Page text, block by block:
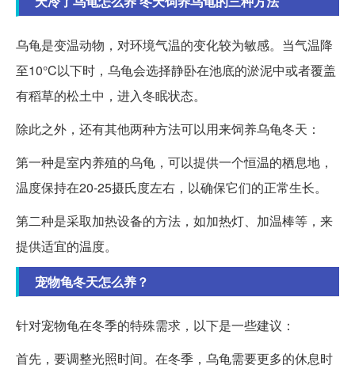
乌龟是变温动物，对环境气温的变化较为敏感。当气温降
至10°C以下时，乌龟会选择静卧在池底的淤泥中或者覆盖
有稻草的松土中，进入冬眠状态。
除此之外，还有其他两种方法可以用来饲养乌龟冬天：
第一种是室内养殖的乌龟，可以提供一个恒温的栖息地，
温度保持在20-25摄氏度左右，以确保它们的正常生长。
第二种是采取加热设备的方法，如加热灯、加温棒等，来
提供适宜的温度。
宠物龟冬天怎么养？
针对宠物龟在冬季的特殊需求，以下是一些建议：
首先，要调整光照时间。在冬季，乌龟需要更多的休息时